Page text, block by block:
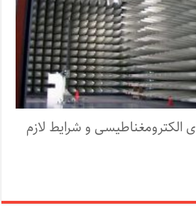
الکترومغناطیسی و شرایط لازم